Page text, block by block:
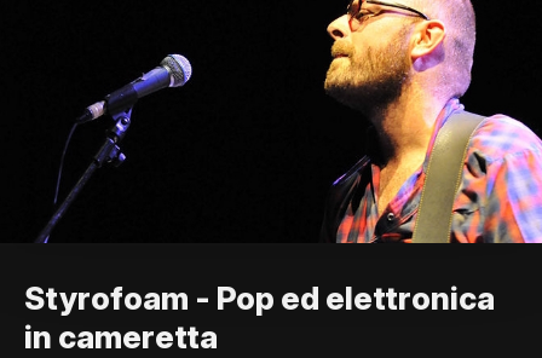
Styrofoam - Pop ed elettronica
in cameretta